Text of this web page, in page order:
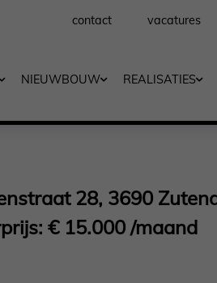
contact vacatures
NIEUWBOUW REALISATIES
28, 3690
€ 15.000 /maand